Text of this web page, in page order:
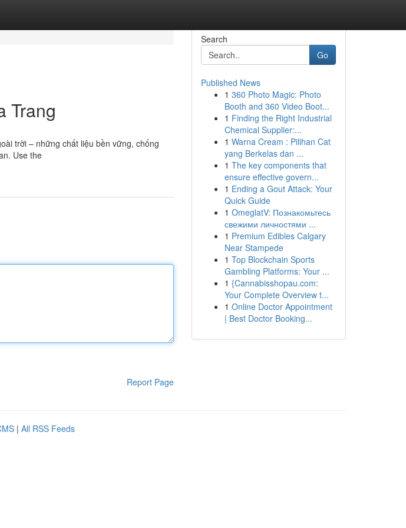
Trang
trời – những chất liệu bền vững, chống
Use the
Report Page
Search
Go
Published News
1 360 Photo Magic: Photo
Booth and 360 Video Boot...
1 Finding the Right Industrial
Chemical Supplier:...
1 Warna Cream : Pilihan Cat
yang Berkelas dan ...
1 The key components that
ensure effective govern...
1 Ending a Gout Attack: Your
Quick Guide
1 OmeglatV: Познакомьтесь
свежими личностями ...
1 Premium Edibles Calgary
Near Stampede
1 Top Blockchain Sports
Gambling Platforms: Your ...
1 {Cannabisshopau.com:
Your Complete Overview t...
1 Online Doctor Appointment
| Best Doctor Booking...
| All RSS Feeds